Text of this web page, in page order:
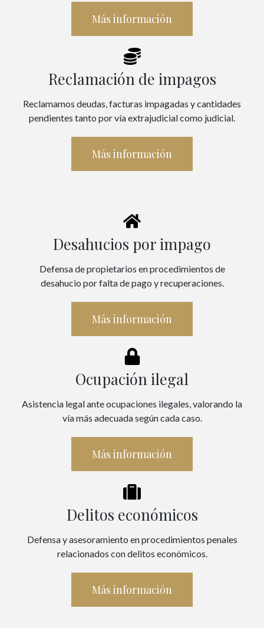
Más información
Reclamación de impagos
Reclamamos deudas, facturas impagadas y cantidades
pendientes tanto por vía extrajudicial como judicial.
Más información
Desahucios por impago
Defensa de propietarios en procedimientos de
desahucio por falta de pago y recuperaciones.
Más información
Ocupación ilegal
Asistencia legal ante ocupaciones ilegales, valorando la
vía más adecuada según cada caso.
Más información
Delitos económicos
Defensa y asesoramiento en procedimientos penales
relacionados con delitos económicos.
Más información